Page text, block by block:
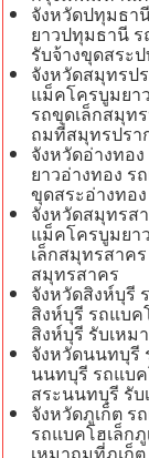
จังหวัดปทุมธา
ยาวปทุมธานี
รับจ้างขุดสระ
จังหวัดสมุทรป
แม็คโครบูมยา
รถขุดเล็กสมุท
ถมที่สมุทรปรา
จังหวัดอ่างทอ
ยาวอ่างทอง ร
ขุดสระอ่างทอ
จังหวัดสมุทรส
แม็คโครบูมยา
เล็กสมุทรสาค
สมุทรสาคร
จังหวัดสิงห์บุรี
สิงห์บุรี รถแบค
สิงห์บุรี รับเหม
จังหวัดนนทบุรี
นนทบุรี รถแบ
สระนนทบุรี รั
จังหวัดภูเก็ต ร
รถแบคโฮเล็ก